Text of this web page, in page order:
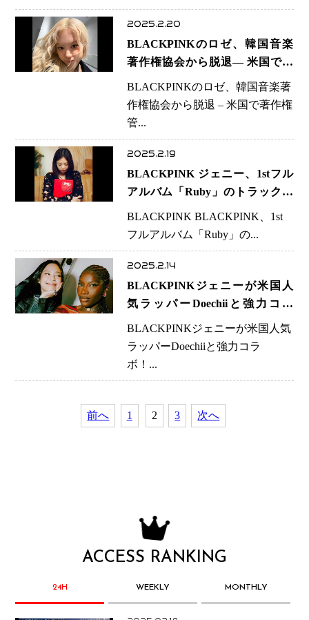
2025.2.20
BLACKPINKのロゼ、韓国音楽
著作権協会から脱退— 米国で著
作権管理を一括対応へ
BLACKPINKのロゼ、韓国音楽著
作権協会から脱退 – 米国で著作権
管...
2025.2.19
BLACKPINK ジェニー、1stフル
アルバム「Ruby」のトラックリ
BLACKPINK BLACKPINK、1st
フルアルバム「Ruby」の...
2025.2.14
BLACKPINKジェニーが米国人
気ラッパーDoechiiと強力コラ
BLACKPINKジェニーが米国人気
ラッパーDoechiiと強力コラ
ボ！...
前へ 1 2 3 次へ
ACCESS RANKING
24H WEEKLY MONTHLY